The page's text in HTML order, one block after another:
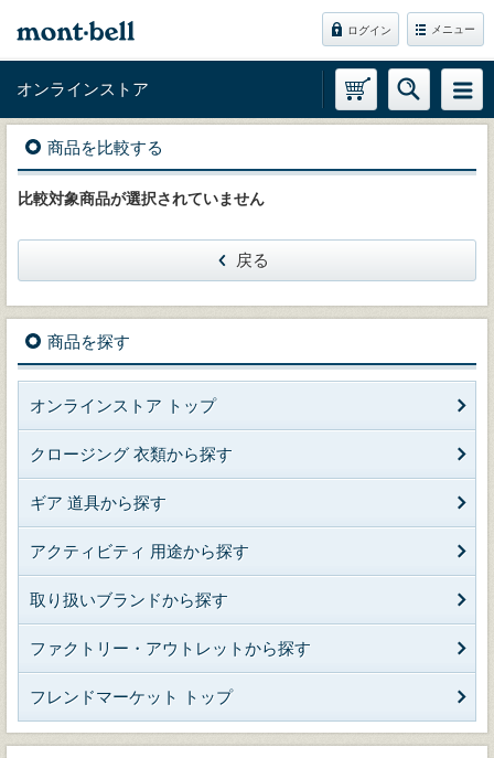
ログイン メニュー
オンラインストア
商品を比較する
比較対象商品が選択されていません
戻る
商品を探す
オンラインストア トップ
クロージング 衣類から探す
ギア 道具から探す
アクティビティ 用途から探す
取り扱いブランドから探す
ファクトリー・アウトレットから探す
フレンドマーケット トップ